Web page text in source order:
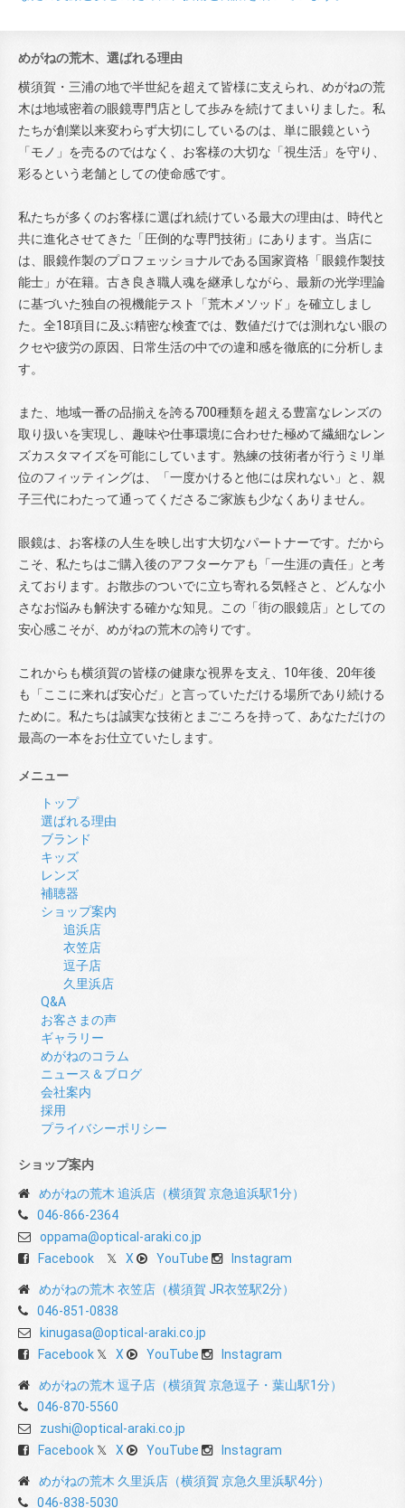
めがねの荒木、選ばれる理由
横須賀・三浦の地で半世紀を超えて皆様に支えられ、めがねの荒
木は地域密着の眼鏡専門店として歩みを続けてまいりました。私
たちが創業以来変わらず大切にしているのは、単に眼鏡という
「モノ」を売るのではなく、お客様の大切な「視生活」を守り、
彩るという老舗としての使命感です。
私たちが多くのお客様に選ばれ続けている最大の理由は、時代と
共に進化させてきた「圧倒的な専門技術」にあります。当店に
は、眼鏡作製のプロフェッショナルである国家資格「眼鏡作製技
能士」が在籍。古き良き職人魂を継承しながら、最新の光学理論
に基づいた独自の視機能テスト「荒木メソッド」を確立しまし
た。全18項目に及ぶ精密な検査では、数値だけでは測れない眼の
クセや疲労の原因、日常生活の中での違和感を徹底的に分析しま
す。
また、地域一番の品揃えを誇る700種類を超える豊富なレンズの
取り扱いを実現し、趣味や仕事環境に合わせた極めて繊細なレン
ズカスタマイズを可能にしています。熟練の技術者が行うミリ単
位のフィッティングは、「一度かけると他には戻れない」と、親
子三代にわたって通ってくださるご家族も少なくありません。
眼鏡は、お客様の人生を映し出す大切なパートナーです。だから
こそ、私たちはご購入後のアフターケアも「一生涯の責任」と考
えております。お散歩のついでに立ち寄れる気軽さと、どんな小
さなお悩みも解決する確かな知見。この「街の眼鏡店」としての
安心感こそが、めがねの荒木の誇りです。
これからも横須賀の皆様の健康な視界を支え、10年後、20年後
も「ここに来れば安心だ」と言っていただける場所であり続ける
ために。私たちは誠実な技術とまごころを持って、あなただけの
最高の一本をお仕立ていたします。
メニュー
トップ
選ばれる理由
ブランド
キッズ
レンズ
補聴器
ショップ案内
追浜店
衣笠店
逗子店
久里浜店
Q&A
お客さまの声
ギャラリー
めがねのコラム
ニュース＆ブログ
会社案内
採用
プライバシーポリシー
ショップ案内
めがねの荒木 追浜店（横須賀 京急追浜駅1分）
046-866-2364
oppama@optical-araki.co.jp
Facebook
X YouTube Instagram
めがねの荒木 衣笠店（横須賀 JR衣笠駅2分）
046-851-0838
kinugasa@optical-araki.co.jp
Facebook
X YouTube Instagram
めがねの荒木 逗子店（横須賀 京急逗子・葉山駅1分）
046-870-5560
zushi@optical-araki.co.jp
Facebook
X YouTube Instagram
めがねの荒木 久里浜店（横須賀 京急久里浜駅4分）
046-838-5030